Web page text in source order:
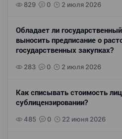
829 0 2 июля 2026
Обладает ли
выносить предписание о
государственных закупках?
283 0 2 июля 2026
Как списывать стоимость
сублицензировании?
485 0 22 июня 2026